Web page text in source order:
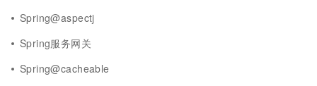
Spring@aspectj
Spring服务网关
Spring@cacheable